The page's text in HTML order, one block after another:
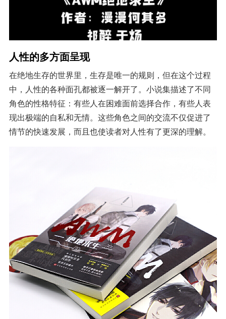
人性的多方面呈现
在绝地生存的世界里，生存是唯一的规则，但在这个过程
中，人性的各种面孔都被逐一解开了。小说集描述了不同
角色的性格特征：有些人在困难面前选择合作，有些人表
现出极端的自私和无情。这些角色之间的交流不仅促进了
情节的快速发展，而且也使读者对人性有了更深的理解。